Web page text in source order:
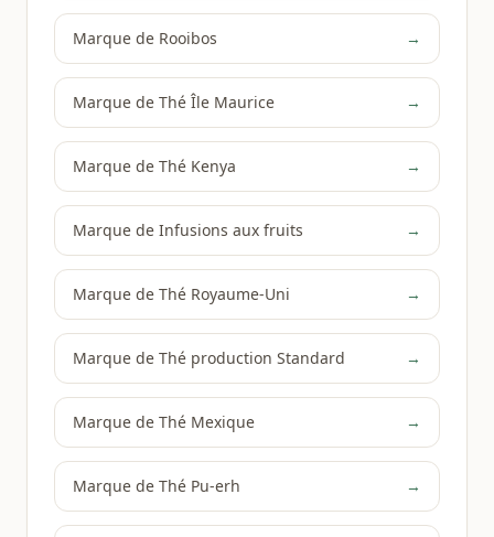
Marque de Rooibos →
Marque de Thé Île Maurice →
Marque de Thé Kenya →
Marque de Infusions aux fruits →
Marque de Thé Royaume-Uni →
Marque de Thé production Standard →
Marque de Thé Mexique →
Marque de Thé Pu-erh →